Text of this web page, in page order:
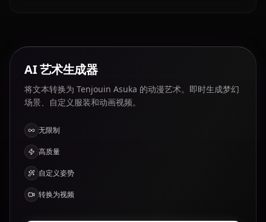
AI 艺术生成器
将文本转换为 Tenjouin Asuka 的动漫艺术。即时生成梦幻
场景、自定义服装和动画视频。
无限制
高质量
自定义姿势
转换为视频